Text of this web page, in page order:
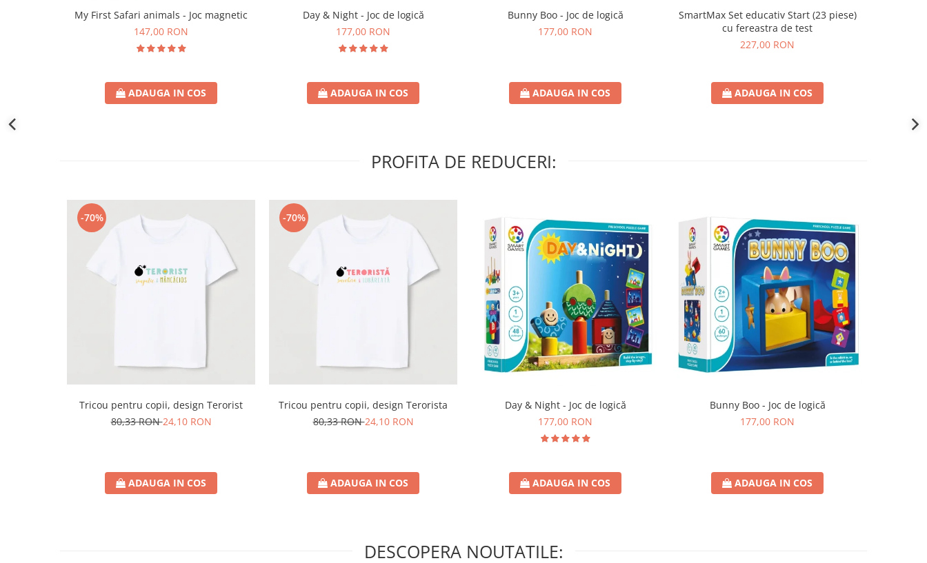
My First Safari animals - Joc magnetic
147,00 RON
ADAUGA IN COS
Day & Night - Joc de logică
177,00 RON
ADAUGA IN COS
Bunny Boo - Joc de logică
177,00 RON
ADAUGA IN COS
SmartMax Set educativ Start (23 piese)
cu fereastra de test
227,00 RON
ADAUGA IN COS
PROFITA DE REDUCERI:
-70%
Tricou pentru copii, design Terorist
80,33 RON24,10 RON
ADAUGA IN COS
-70%
Tricou pentru copii, design Terorista
80,33 RON24,10 RON
ADAUGA IN COS
Day & Night - Joc de logică
177,00 RON
ADAUGA IN COS
Bunny Boo - Joc de logică
177,00 RON
ADAUGA IN COS
DESCOPERA NOUTATILE: